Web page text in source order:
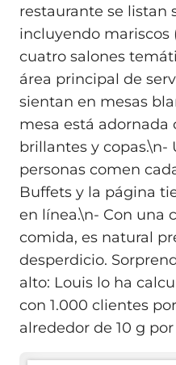
restaurante se listan
incluyendo mariscos
cuatro salones
área principal de
sientan en mesas
mesa está adornada
brillantes y copas.\n-
personas comen
Buffets y la página
en línea.\n- Con una
comida, es natural
desperdicio.
alto: Louis lo ha
con 1.000 clientes
alrededor de 10 g